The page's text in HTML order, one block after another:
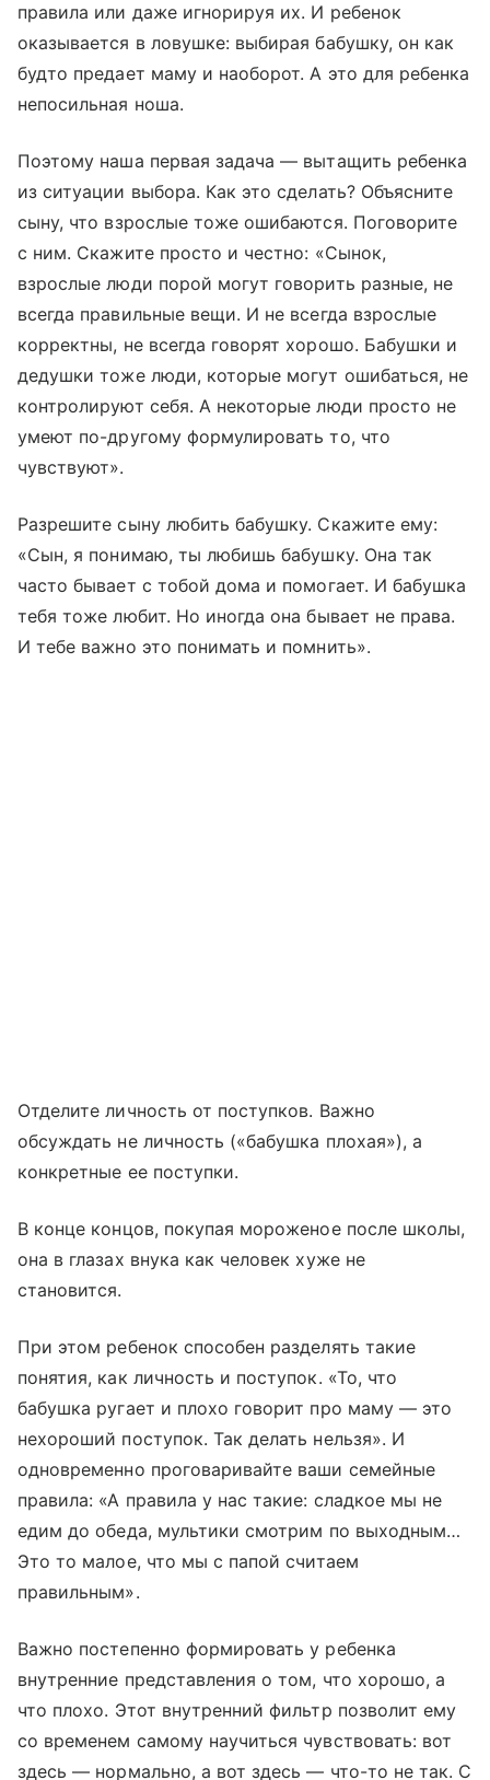
правила или даже игнорируя их. И ребенок
оказывается в ловушке: выбирая бабушку, он как
будто предает маму и наоборот. А это для ребенка
непосильная ноша.
Поэтому наша первая задача — вытащить ребенка
из ситуации выбора. Как это сделать? Объясните
сыну, что взрослые тоже ошибаются. Поговорите
с ним. Скажите просто и честно: «Сынок,
взрослые люди порой могут говорить разные, не
всегда правильные вещи. И не всегда взрослые
корректны, не всегда говорят хорошо. Бабушки и
дедушки тоже люди, которые могут ошибаться, не
контролируют себя. А некоторые люди просто не
умеют по-другому формулировать то, что
чувствуют».
Разрешите сыну любить бабушку. Скажите ему:
«Сын, я понимаю, ты любишь бабушку. Она так
часто бывает с тобой дома и помогает. И бабушка
тебя тоже любит. Но иногда она бывает не права.
И тебе важно это понимать и помнить».
Отделите личность от поступков. Важно
обсуждать не личность («бабушка плохая»), а
конкретные ее поступки.
В конце концов, покупая мороженое после школы,
она в глазах внука как человек хуже не
становится.
При этом ребенок способен разделять такие
понятия, как личность и поступок. «То, что
бабушка ругает и плохо говорит про маму — это
нехороший поступок. Так делать нельзя». И
одновременно проговаривайте ваши семейные
правила: «А правила у нас такие: сладкое мы не
едим до обеда, мультики смотрим по выходным…
Это то малое, что мы с папой считаем
правильным».
Важно постепенно формировать у ребенка
внутренние представления о том, что хорошо, а
что плохо. Этот внутренний фильтр позволит ему
со временем самому научиться чувствовать: вот
здесь — нормально, а вот здесь — что-то не так. С